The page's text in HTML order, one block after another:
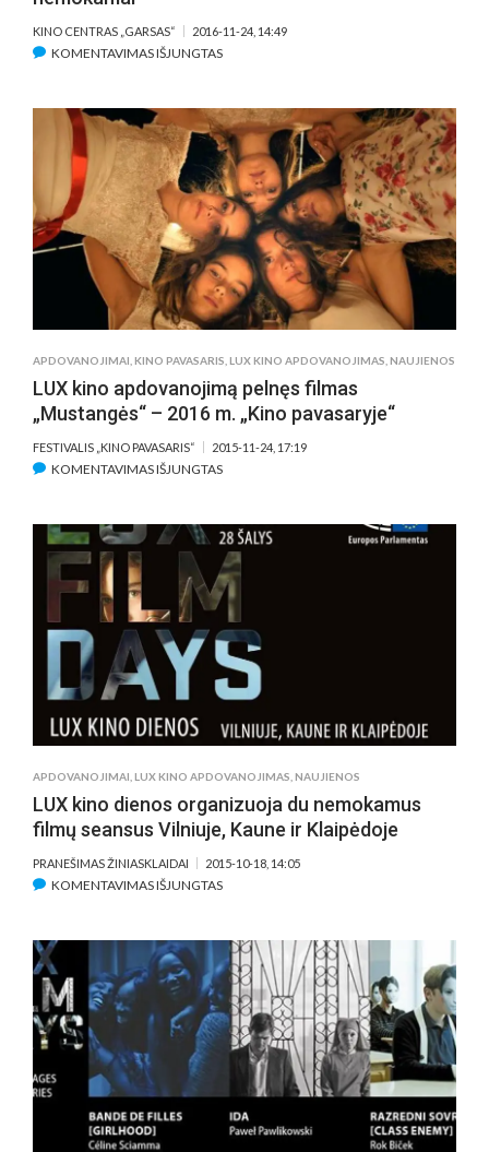
KINO CENTRAS „GARSAS“ 2016-11-24, 14:49
KOMENTAVIMAS IŠJUNGTASĮRAŠE
27
D.
LUX
KINO
DIENOS.
GALIMYBĖ
PAMATYTI
TRIS
GERIAUSIUS
FILMUS
NEMOKAMAI
APDOVANOJIMAI KINO PAVASARIS LUX KINO APDOVANOJIMAS NAUJIENOS
LUX kino apdovanojimą pelnęs filmas
„Mustangės“ – 2016 m. „Kino pavasaryje“
FESTIVALIS „KINO PAVASARIS“ 2015-11-24, 17:19
KOMENTAVIMAS IŠJUNGTASĮRAŠE
APDOVANOJIMĄ
PELNĘS
FILMAS
„MUSTANGĖS“
–
2016
M.
„KINO
PAVASARYJE“
APDOVANOJIMAI LUX KINO APDOVANOJIMAS NAUJIENOS
LUX kino dienos organizuoja du nemokamus
filmų seansus Vilniuje, Kaune ir Klaipėdoje
PRANEŠIMAS ŽINIASKLAIDAI 2015-10-18, 14:05
KOMENTAVIMAS IŠJUNGTASĮRAŠE
DIENOS
ORGANIZUOJA
DU
NEMOKAMUS
FILMŲ
SEANSUS
VILNIUJE,
KAUNE
IR